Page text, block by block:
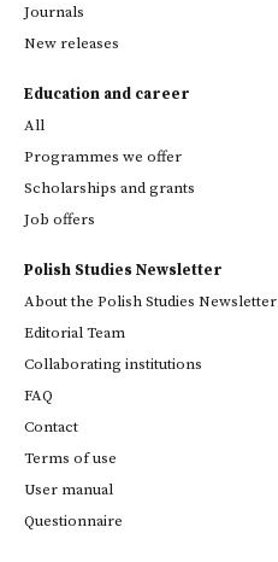
Journals
New releases
Education and career
All
Programmes we offer
Scholarships and grants
Job offers
Polish Studies Newsletter
About the Polish Studies Newsletter
Editorial Team
Collaborating institutions
FAQ
Contact
Terms of use
User manual
Questionnaire